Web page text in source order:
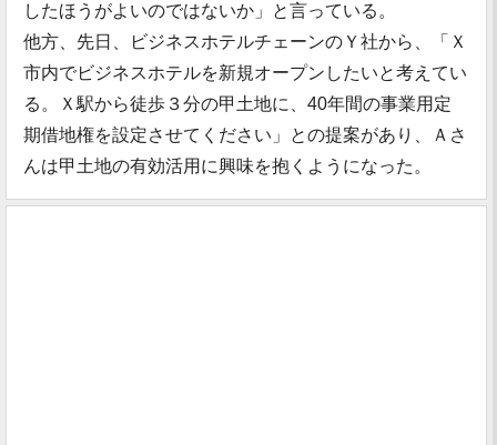
したほうがよいのではないか」と言っている。
他方、先日、ビジネスホテルチェーンのＹ社から、「Ｘ
市内でビジネスホテルを新規オープンしたいと考えてい
る。Ｘ駅から徒歩３分の甲土地に、40年間の事業用定
期借地権を設定させてください」との提案があり、Ａさ
んは甲土地の有効活用に興味を抱くようになった。